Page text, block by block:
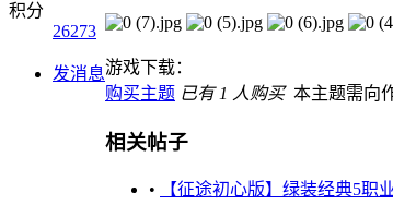
积分
26273
发消息游戏下载：
购买主题 已有 1 人购买 本主题需向
相关帖子
•
【征途初心版】绿装经典5